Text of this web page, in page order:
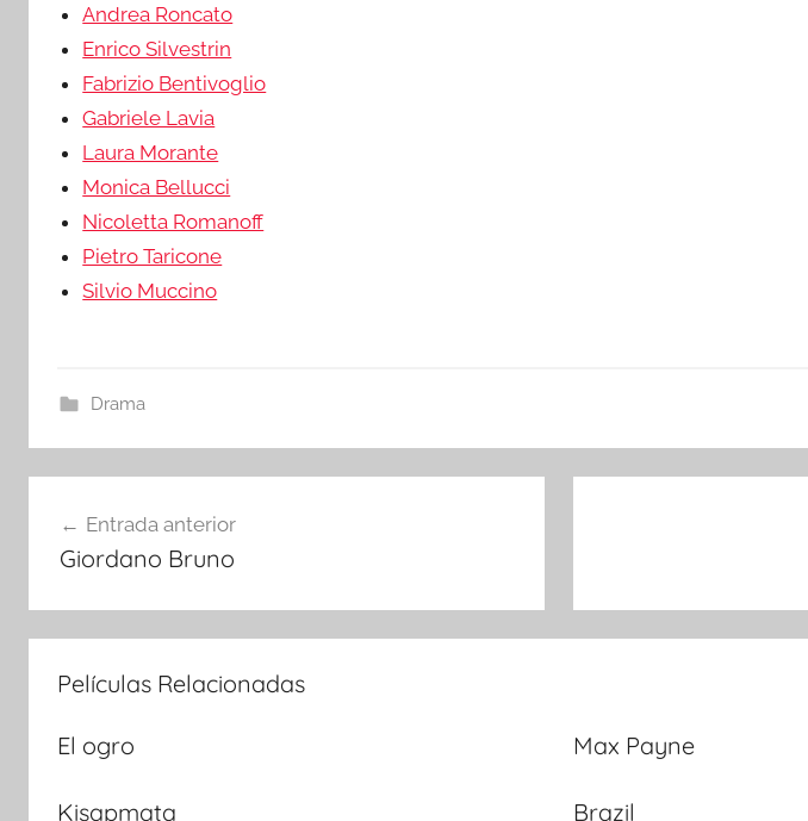
Andrea Roncato
Enrico Silvestrin
Fabrizio Bentivoglio
Gabriele Lavia
Laura Morante
Monica Bellucci
Nicoletta Romanoff
Pietro Taricone
Silvio Muccino
Drama
Navegación
de
entradas
Entrada anterior
Giordano Bruno
Películas Relacionadas
El ogro Max Payne
Kisapmata Brazil